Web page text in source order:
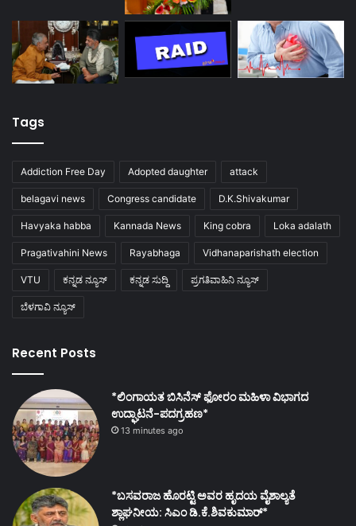
Tags
Addiction Free Day Adopted daughter attack
belagavi news Congress candidate D.K.Shivakumar
Havyaka habba Kannada News King cobra Loka adalath
Pragativahini News Rayabhaga Vidhanaparishath election
VTU ಕನ್ನಡ ನ್ಯೂಸ್ ಕನ್ನಡ ಸುದ್ದಿ ಪ್ರಗತಿವಾಹಿನಿ ನ್ಯೂಸ್
ಬೆಳಗಾವಿ ನ್ಯೂಸ್
Recent Posts
*ಲಿಂಗಾಯತ ಬಿಸಿನೆಸ್ ಫೋರಂ ಮಹಿಳಾ ವಿಭಾಗದ
ಉದ್ಘಾಟನೆ-ಪದಗ್ರಹಣ*
13 minutes ago
*ಬಸವರಾಜ ಹೊರಟ್ಟಿ ಅವರ ಹೃದಯ ವೈಶಾಲ್ಯತೆ
ಶ್ಲಾಘನೀಯ: ಸಿಎಂ ಡಿ.ಕೆ.ಶಿವಕುಮಾರ್*